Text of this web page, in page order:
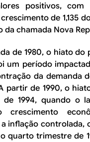
positivos, com
de 1,135
da chamada Nova
de 1980, o hiato
um período
da demanda
partir de 1990, o
1994, quando o
crescimento
inflação controlada,
quarto trimestre de